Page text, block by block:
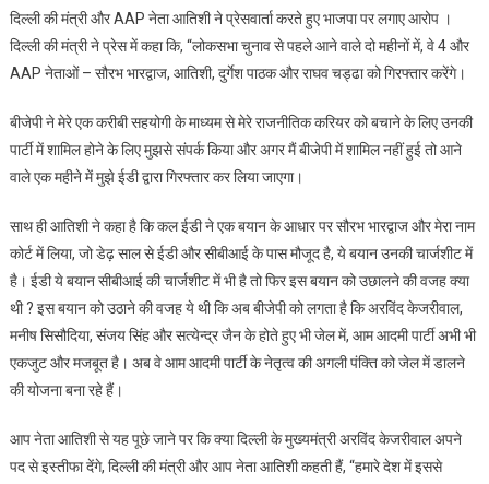
मंत्री
आतिशी
का
पर
बड़ा
ने
दिया
जवाब
दिल्ली की मंत्री और AAP नेता आतिशी ने प्रेसवार्ता करते हुए भाजपा पर लगाए आरोप ।
दिल्ली की मंत्री ने प्रेस में कहा कि, “लोकसभा चुनाव से पहले आने वाले दो महीनों में, वे 4 और
AAP नेताओं – सौरभ भारद्वाज, आतिशी, दुर्गेश पाठक और राघव चड्ढा को गिरफ्तार करेंगे।
बीजेपी ने मेरे एक करीबी सहयोगी के माध्यम से मेरे राजनीतिक करियर को बचाने के लिए उनकी
पार्टी में शामिल होने के लिए मुझसे संपर्क किया और अगर मैं बीजेपी में शामिल नहीं हुई तो आने
वाले एक महीने में मुझे ईडी द्वारा गिरफ्तार कर लिया जाएगा।
साथ ही आतिशी ने कहा है कि कल ईडी ने एक बयान के आधार पर सौरभ भारद्वाज और मेरा नाम
कोर्ट में लिया, जो डेढ़ साल से ईडी और सीबीआई के पास मौजूद है, ये बयान उनकी चार्जशीट में
है। ईडी ये बयान सीबीआई की चार्जशीट में भी है तो फिर इस बयान को उछालने की वजह क्या
थी ? इस बयान को उठाने की वजह ये थी कि अब बीजेपी को लगता है कि अरविंद केजरीवाल,
मनीष सिसौदिया, संजय सिंह और सत्येन्द्र जैन के होते हुए भी जेल में, आम आदमी पार्टी अभी भी
एकजुट और मजबूत है। अब वे आम आदमी पार्टी के नेतृत्व की अगली पंक्ति को जेल में डालने
की योजना बना रहे हैं।
आप नेता आतिशी से यह पूछे जाने पर कि क्या दिल्ली के मुख्यमंत्री अरविंद केजरीवाल अपने
पद से इस्तीफा देंगे, दिल्ली की मंत्री और आप नेता आतिशी कहती हैं, “हमारे देश में इससे